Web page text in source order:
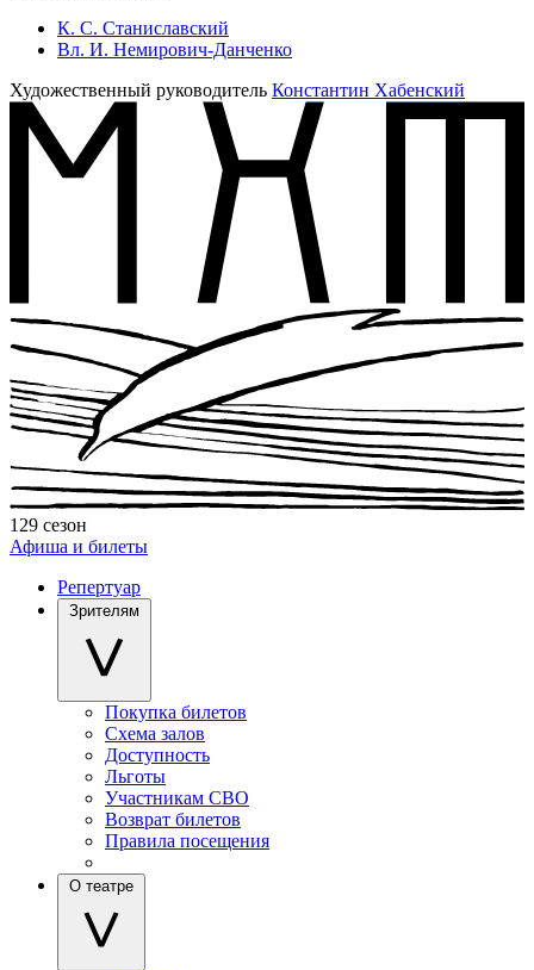
К. С. Станиславский
Вл. И. Немирович-Данченко
Художественный руководитель Константин Хабенский
129 сезон
Афиша и билеты
Репертуар
Зрителям
Покупка билетов
Схема залов
Доступность
Льготы
Участникам СВО
Возврат билетов
Правила посещения
О театре